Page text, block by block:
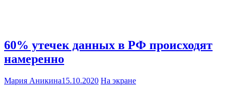
60% утечек данных в РФ происходят
намеренно
Мария Аникина15.10.2020 На экране